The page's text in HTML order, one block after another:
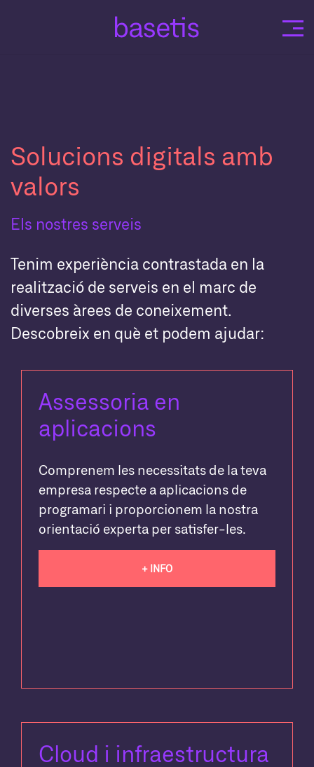
Solucions digitals amb
valors
Els nostres serveis
Tenim experiència contrastada en la
realització de serveis en el marc de
diverses àrees de coneixement.
Descobreix en què et podem ajudar:
Assessoria en
aplicacions
Comprenem les necessitats de la teva
empresa respecte a aplicacions de
programari i proporcionem la nostra
orientació experta per satisfer-les.
+ INFO
Cloud i infraestructura